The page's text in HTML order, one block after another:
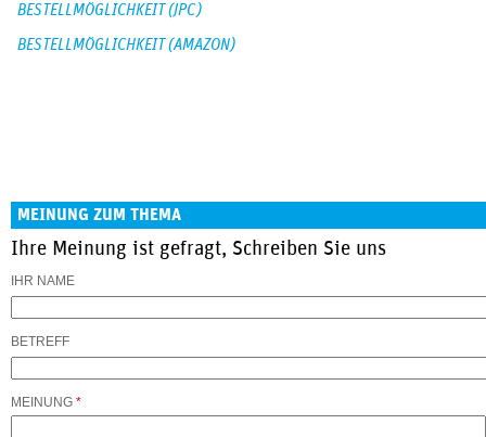
BESTELLMÖGLICHKEIT (JPC)
BESTELLMÖGLICHKEIT (AMAZON)
MEINUNG ZUM THEMA
Ihre Meinung ist gefragt, Schreiben Sie uns
IHR NAME
BETREFF
MEINUNG *